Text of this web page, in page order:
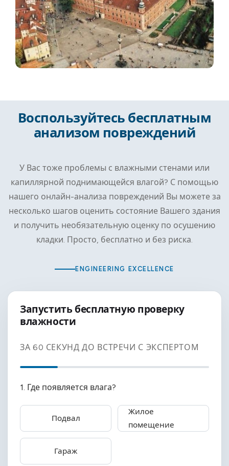
Воспользуйтесь бесплатным
анализом повреждений
У Вас тоже проблемы с влажными стенами или
капиллярной поднимающейся влагой? С помощью
нашего онлайн-анализа повреждений Вы можете за
несколько шагов оценить состояние Вашего здания
и получить необязательную оценку по осушению
кладки. Просто, бесплатно и без риска.
ENGINEERING EXCELLENCE
Запустить бесплатную проверку
влажности
ЗА 60 СЕКУНД ДО ВСТРЕЧИ С ЭКСПЕРТОМ
1. Где появляется влага?
Подвал
Жилое
помещение
Гараж